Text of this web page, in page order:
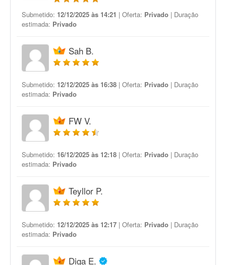
Submetido: 12/12/2025 às 14:21 | Oferta: Privado | Duração
estimada: Privado
Sah B.
Submetido: 12/12/2025 às 16:38 | Oferta: Privado | Duração
estimada: Privado
FW V.
Submetido: 16/12/2025 às 12:18 | Oferta: Privado | Duração
estimada: Privado
Teyllor P.
Submetido: 12/12/2025 às 12:17 | Oferta: Privado | Duração
estimada: Privado
Diga E.